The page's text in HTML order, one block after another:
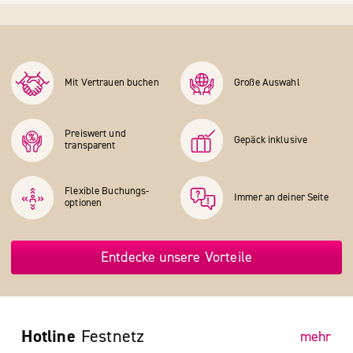
Mit Vertrauen buchen Große Auswahl
Preiswert und
transparent
Gepäck inklusive
Flexible Buchungs­
optionen
Immer an deiner Seite
Entdecke unsere Vorteile
Hotline Festnetz mehr